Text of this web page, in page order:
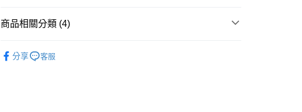
大哥付你分期
1.本服務由台灣大哥大提供，台灣大哥大用戶可立即使用無須另外申請。
AFTEE先享後付
商品相關分類 (4)
分享 客服